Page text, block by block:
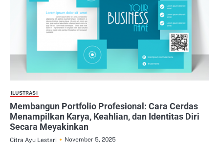
ILUSTRASI
Membangun Portfolio Profesional: Cara Cerdas
Menampilkan Karya, Keahlian, dan Identitas Diri
Secara Meyakinkan
Citra Ayu Lestari
November 5, 2025